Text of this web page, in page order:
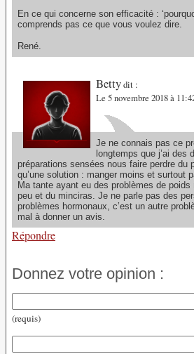
En ce qui concerne son efficacité :
comprends pas ce que vous voulez dire.
René.
Bettydit :
Le 5 novembre 2018 à
Je ne connais pas ce
longtemps que j’ai des
préparations sensées nous faire perdre du
qu’une solution : manger moins et surtout
Ma tante ayant eu des problèmes de poids
peu et du minciras. Je ne parle pas des
problèmes hormonaux, c’est un autre
mal à donner un avis.
Répondre
Donnez votre opinion :
(requis)